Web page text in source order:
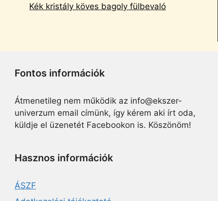
Kék kristály köves bagoly fülbevaló
Fontos információk
Átmenetileg nem működik az info@ekszer-
univerzum email címünk, így kérem aki írt oda,
küldje el üzenetét Facebookon is. Köszönöm!
Hasznos információk
ÁSZF